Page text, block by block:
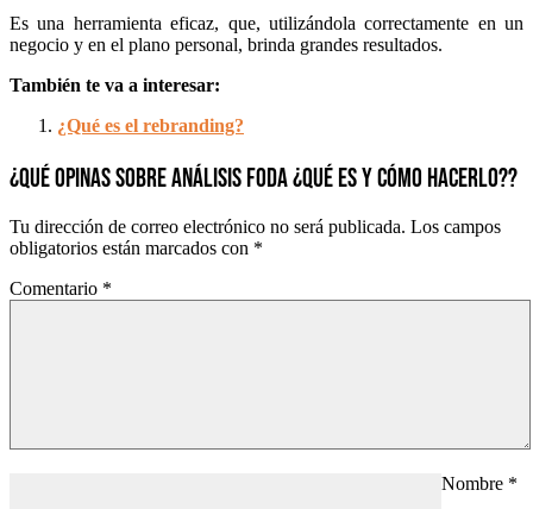
Es una herramienta eficaz, que, utilizándola correctamente en un
negocio y en el plano personal, brinda grandes resultados.
También te va a interesar:
¿Qué es el rebranding?
¿QUÉ OPINAS SOBRE ANÁLISIS FODA ¿QUÉ ES Y CÓMO HACERLO??
Tu dirección de correo electrónico no será publicada. Los campos
obligatorios están marcados con *
Comentario *
Nombre *